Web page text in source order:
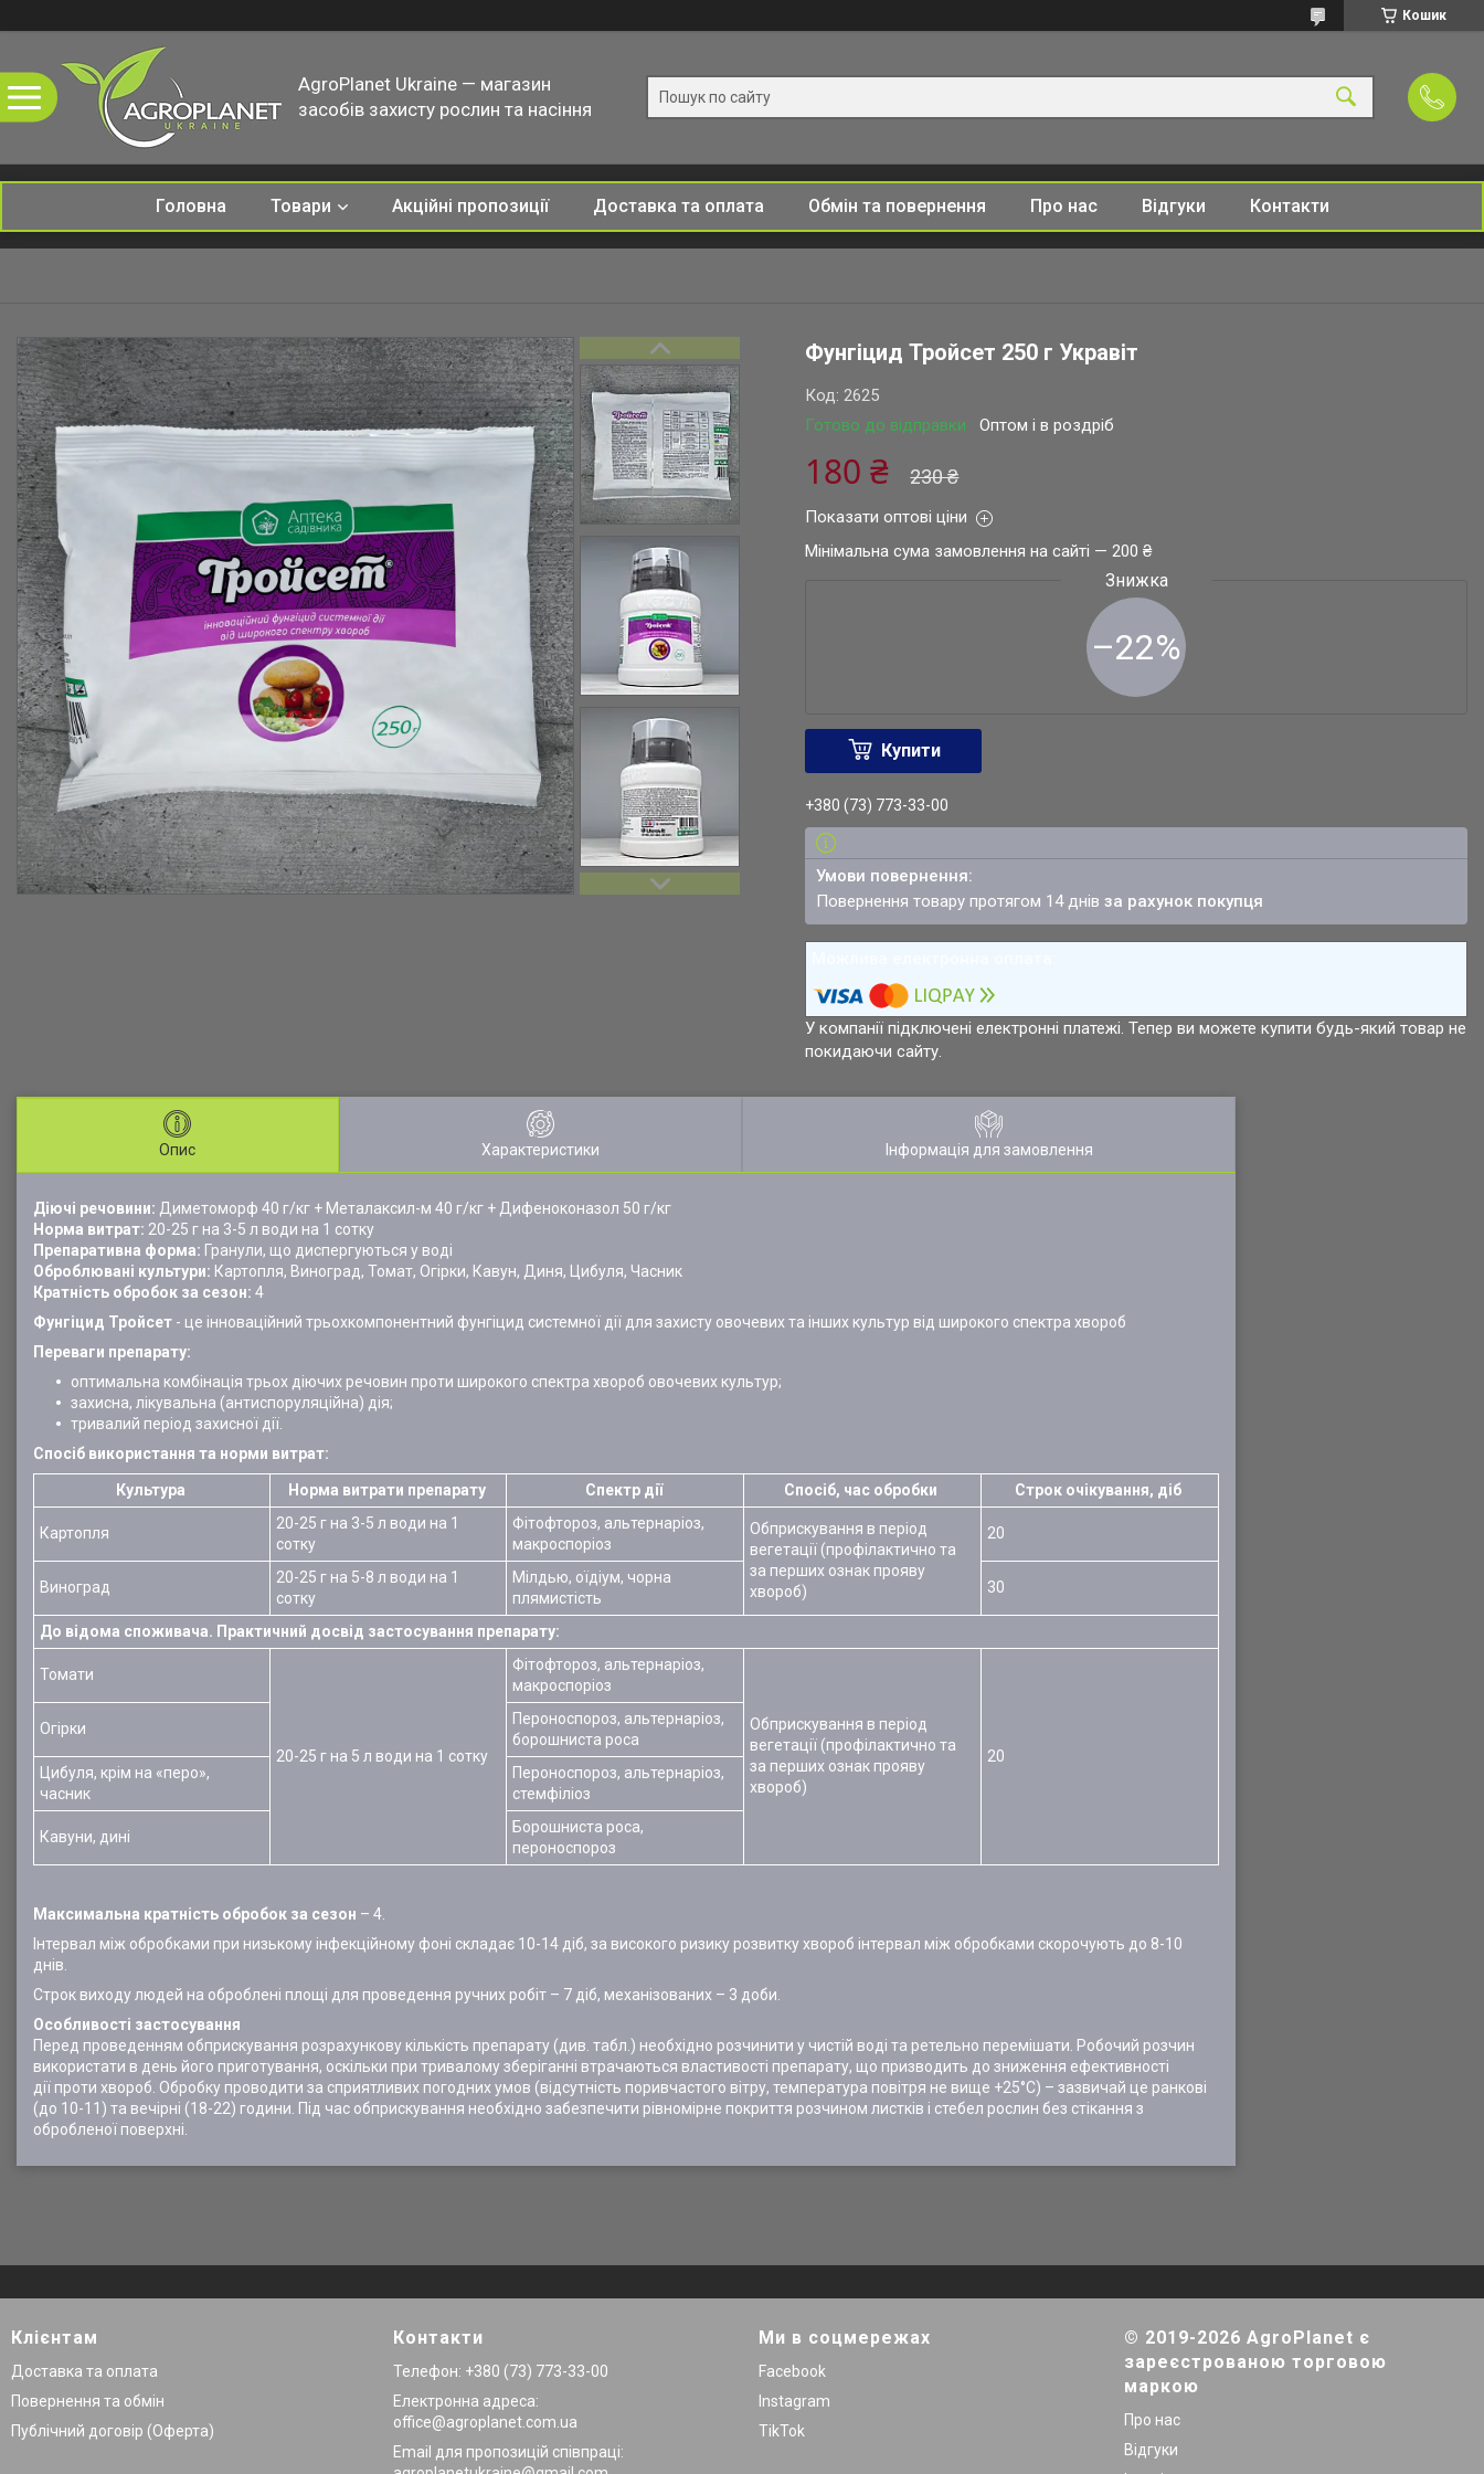
Кошик
AgroPlanet Ukraine — магазин
засобів захисту рослин та насіння
Головна Товари Акційні пропозиції Доставка та оплата Обмін та повернення Про нас Відгуки Контакти
Фунгіцид Тройсет 250 г Укравіт
Готово до відправки Оптом і в роздріб
Код:2625
230 ₴
180 ₴
Показати оптові ціни
Мінімальна сума замовлення на сайті — 200 ₴
–22%
Купити
+380 (73) 773-33-00
повернення товару протягом 14 днівза рахунок покупця
У компанії підключені електронні платежі. Тепер ви можете купити будь-який товар не
покидаючи сайту.
Опис Характеристики Інформація для замовлення
Діючі речовини: Диметоморф 40 г/кг + Металаксил-м 40 г/кг + Дифеноконазол 50 г/кг
Норма витрат: 20-25 г на 3-5 л води на 1 сотку
Препаративна форма: Гранули, що диспергуються у воді
Оброблювані культури: Картопля, Виноград, Томат, Огірки, Кавун, Диня, Цибуля, Часник
Кратність обробок за сезон: 4
Фунгіцид Тройсет - це інноваційний трьохкомпонентний фунгіцид системної дії для захисту овочевих та інших культур від широкого спектра хвороб
Переваги препарату:
оптимальна комбінація трьох діючих речовин проти широкого спектра хвороб овочевих культур;
захисна, лікувальна (антиспоруляційна) дія;
тривалий період захисної дії.
Спосіб використання та норми витрат:
Культура Норма витрати препарату Спектр дії Спосіб, час обробки Строк очікування, діб
Картопля
20-25 г на 3-5 л води на 1
сотку
Фітофтороз, альтернаріоз,
макроспоріоз
Обприскування в період
вегетації (профілактично та
за перших ознак прояву
хвороб)
20
Виноград
20-25 г на 5-8 л води на 1
сотку
Мілдью, оїдіум, чорна
плямистість
30
До відома споживача. Практичний досвід застосування препарату:
Томати
20-25 г на 5 л води на 1 сотку
Фітофтороз, альтернаріоз,
макроспоріоз
Обприскування в період
вегетації (профілактично та
за перших ознак прояву
хвороб)
20
Огірки
Пероноспороз, альтернаріоз,
борошниста роса
Цибуля, крім на «перо»,
часник
Пероноспороз, альтернаріоз,
стемфіліоз
Кавуни, дині
Борошниста роса,
пероноспороз
Максимальна кратність обробок за сезон – 4.
Інтервал між обробками при низькому інфекційному фоні складає 10-14 діб, за високого ризику розвитку хвороб інтервал між обробками скорочують до 8-10
днів.
Строк виходу людей на оброблені площі для проведення ручних робіт – 7 діб, механізованих – 3 доби.
Особливості застосування
Перед проведенням обприскування розрахункову кількість препарату (див. табл.) необхідно розчинити у чистій воді та ретельно перемішати. Робочий розчин
використати в день його приготування, оскільки при тривалому зберіганні втрачаються властивості препарату, що призводить до зниження ефективності
дії проти хвороб. Обробку проводити за сприятливих погодних умов (відсутність поривчастого вітру, температура повітря не вище +25°С) – зазвичай це ранкові
(до 10-11) та вечірні (18-22) години. Під час обприскування необхідно забезпечити рівномірне покриття розчином листків і стебел рослин без стікання з
обробленої поверхні.
Клієнтам
Доставка та оплата
Повернення та обмін
Публічний договір (Оферта)
Контакти
Телефон: +380 (73) 773-33-00
Електронна адреса:
office@agroplanet.com.ua
Email для пропозицій співпраці:
Ми в соцмережах
Facebook
Instagram
TikTok
© 2019-2026 AgroPlanet є
зареєстрованою торговою
маркою
Про нас
Відгуки